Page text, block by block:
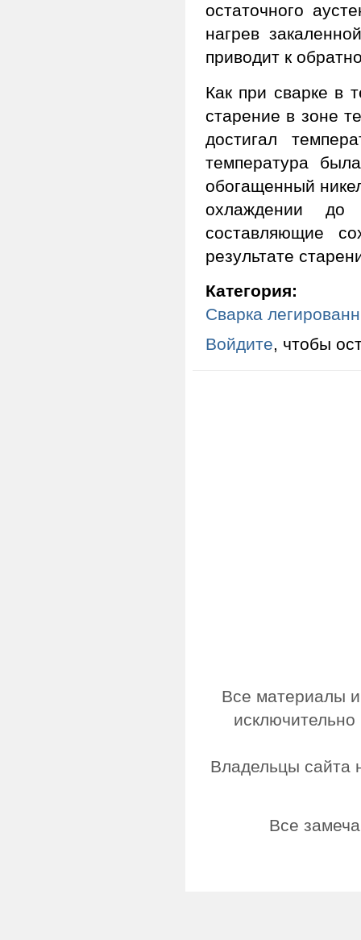
остаточного
нагрев
приводит к
Как при сварке в
старение в зоне
достигал
температура
обогащенный
охлаждении до
составляющие
результате
Категория:
Сварка
Войдите, чтобы
Все материалы
Владельцы сайта
Все